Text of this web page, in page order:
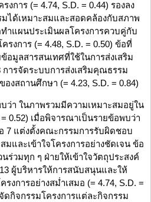
งการ (= 4.74, S.D. = 0.44) รองลง
ได้เหมาะสมและสอดคล้องกับสภาพ
ำแผนประเมินผลโครงการควบคู่กับ
รงการ (= 4.48, S.D. = 0.50) ข้อที่
มูลสารสนเทศที่ใช้ในการส่งเสริม
ารจัดระบบการส่งเสริมคุณธรรม
งสถานศึกษา (= 4.23, S.D. = 0.84)
ว่า ในภาพรวมมีความเหมาะสมอยู่ใน
0.52) เมื่อพิจารณาเป็นรายข้อพบว่า
7 แต่งตั้งคณะกรรมการรับผิดชอบ
และเข้าใจโครงการอย่างชัดเจน ข้อ
ร่วมทุก ๆ ฝ่ายให้เข้าใจวัตถุประสงค์
ผู้บริหารให้การสนับสนุนและให้
งการอย่างสม่ำเสมอ (= 4.74, S.D. =
ดกิจกรรมโครงการแต่ละกิจกรรม